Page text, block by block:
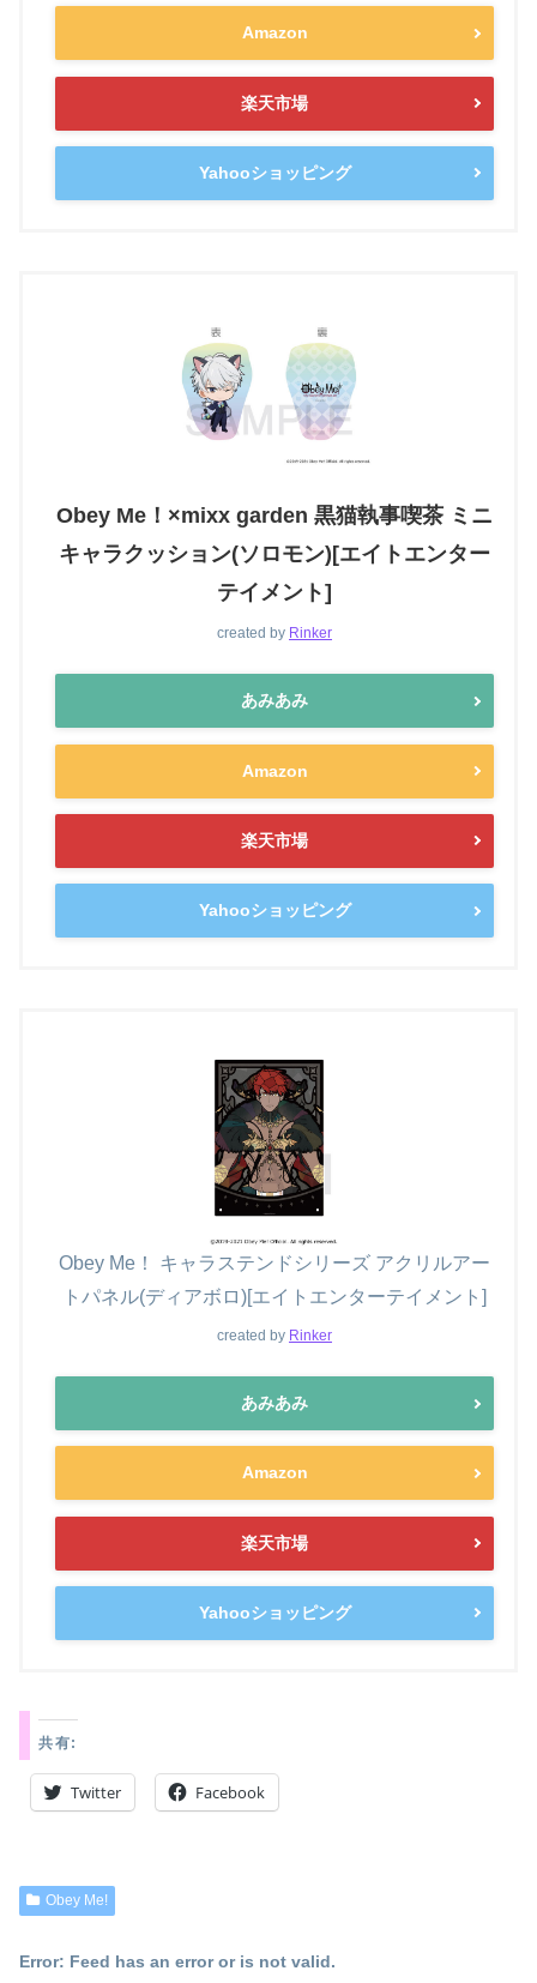
Amazon
楽天市場
Yahooショッピング
Obey Me！×mixx garden 黒猫執事喫茶 ミニ
キャラクッション(ソロモン)[エイトエンター
テイメント]
created by Rinker
あみあみ
Amazon
楽天市場
Yahooショッピング
Obey Me！ キャラステンドシリーズ アクリルアー
トパネル(ディアボロ)[エイトエンターテイメント]
created by Rinker
あみあみ
Amazon
楽天市場
Yahooショッピング
共有:
Twitter Facebook
Obey Me!
Error: Feed has an error or is not valid.